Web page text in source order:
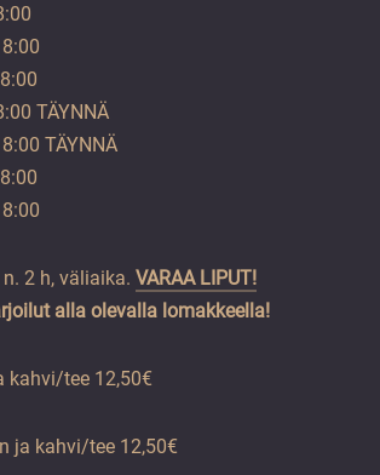
TÄYNNÄ
TÄYNNÄ
2 h, väliaika. VARAA LIPUT!
alla olevalla lomakkeella!
kahvi/tee 12,50€
ja kahvi/tee 12,50€